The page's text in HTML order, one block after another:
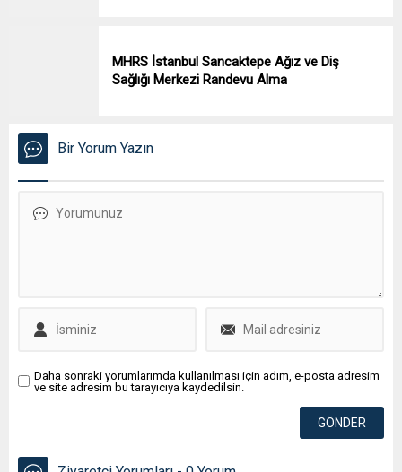
MHRS İstanbul Sancaktepe Ağız ve Diş
Sağlığı Merkezi Randevu Alma
Bir Yorum Yazın
Daha sonraki yorumlarımda kullanılması için adım, e-posta adresim
ve site adresim bu tarayıcıya kaydedilsin.